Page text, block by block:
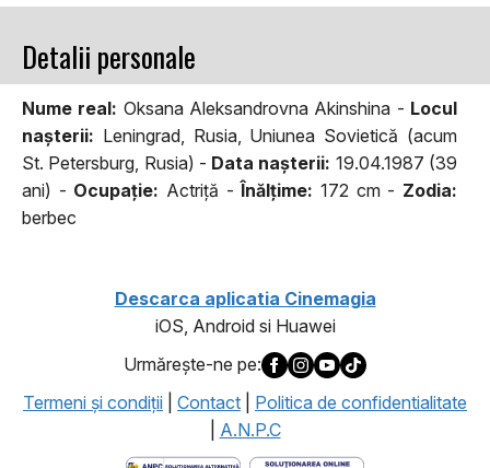
Detalii personale
Nume real: Oksana Aleksandrovna Akinshina - Locul
naşterii: Leningrad, Rusia, Uniunea Sovietică (acum
St. Petersburg, Rusia) - Data naşterii: 19.04.1987 (39
ani) - Ocupaţie: Actriță -Înălţime: 172 cm - Zodia:
berbec
Descarca aplicatia Cinemagia
iOS, Android si Huawei
Urmăreşte-ne pe:
Termeni şi condiţii
Contact
Politica de confidentialitate
A.N.P.C